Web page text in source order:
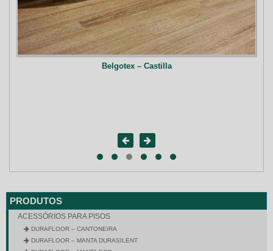
Belgotex – Castilla
PRODUTOS
ACESSÓRIOS PARA PISOS
DURAFLOOR – CANTONEIRA
DURAFLOOR – MANTA DURASILENT